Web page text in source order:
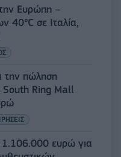
Ευρώπη –
40°C σε Ιταλία,
την πώληση
South Ring Mall
1.106.000 ευρώ για